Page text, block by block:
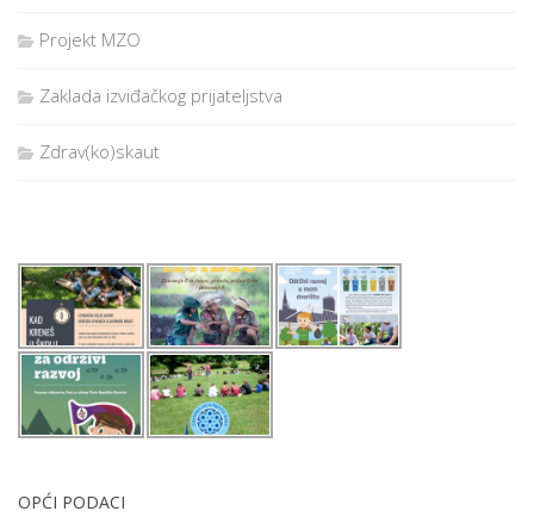
Projekt MZO
Zaklada izviđačkog prijateljstva
Zdrav(ko)skaut
OPĆI PODACI